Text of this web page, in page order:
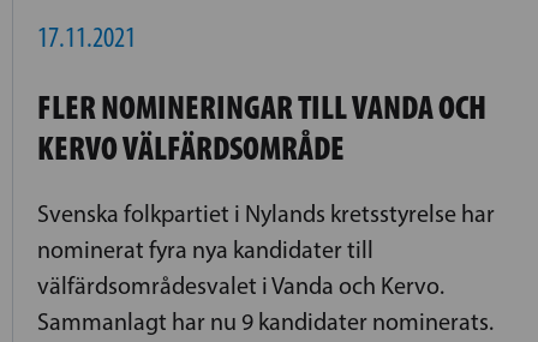
17.11.2021
FLER NOMINERINGAR TILL VANDA OCH
KERVO VÄLFÄRDSOMRÅDE
Svenska folkpartiet i Nylands kretsstyrelse har
nominerat fyra nya kandidater till
välfärdsområdesvalet i Vanda och Kervo.
Sammanlagt har nu 9 kandidater nominerats.